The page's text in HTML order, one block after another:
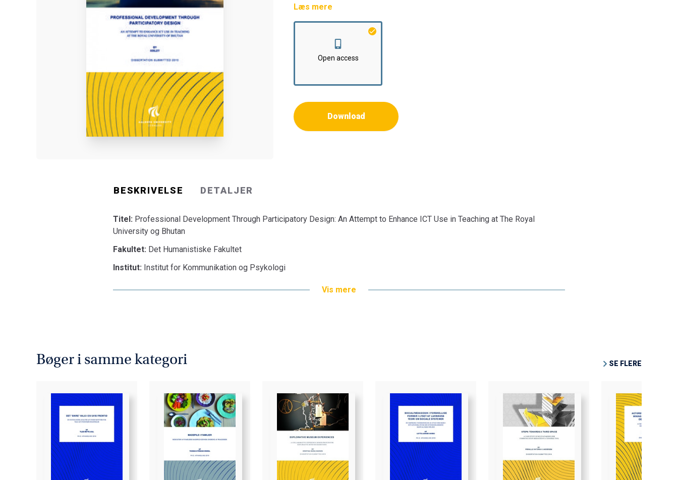
Fakultet:Det Humanistiske Fakultet
Institut:Institut for Kommunikation og Psykologi
Læs mere
Open access
Download
BESKRIVELSE DETALJER
Titel: Professional Development Through Participatory Design: An Attempt to Enhance ICT Use in Teaching at The Royal
University og Bhutan
Fakultet: Det Humanistiske Fakultet
Institut: Institut for Kommunikation og Psykologi
Vis mere
Bøger i samme kategori SE FLERE